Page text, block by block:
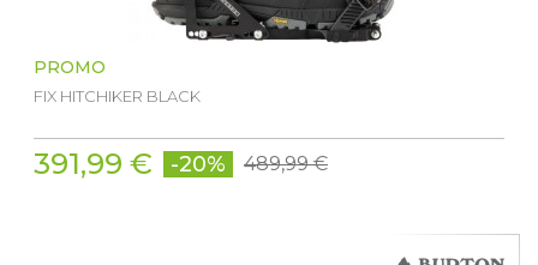
PROMO
FIX HITCHIKER BLACK
391,99 € -20% 489,99 €